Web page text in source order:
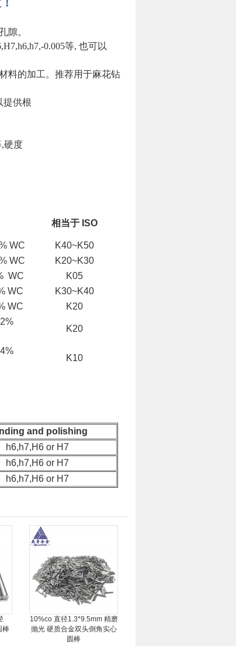
隙。
0.005等, 也可以
料的加工。推荐用于麻花钻
提供根
硬度
相当于 ISO
WC
K40~K50
WC
K20~K30
WC
K05
WC
K30~K40
WC K20
K20
K10
and polishing
h6,h7,H6 or H7
h6,h7,H6 or H7
h6,h7,H6 or H7
棒
10%co 直径1.3*9.5mm 精磨
抛光 硬质合金双头倒角实心
圆棒